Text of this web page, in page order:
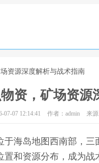
资源深度解析与战术指南
资，矿场资源
07-07 12:14:41 作者：admin 来
海岛地图西南部，
和资源分布，成为